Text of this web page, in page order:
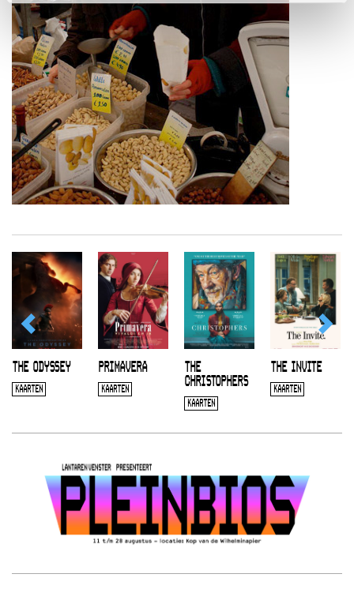
THE ODYSSEY
KAARTEN
PRIMAVERA
KAARTEN
THE
CHRISTOPHERS
KAARTEN
THE INVITE
KAARTEN